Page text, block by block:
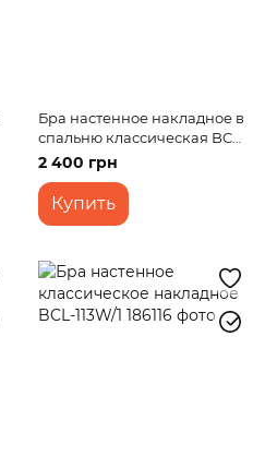
Бра настенное накладное в
спальню классическая BCL-
673W/1 E14 G
2 400 грн
Купить